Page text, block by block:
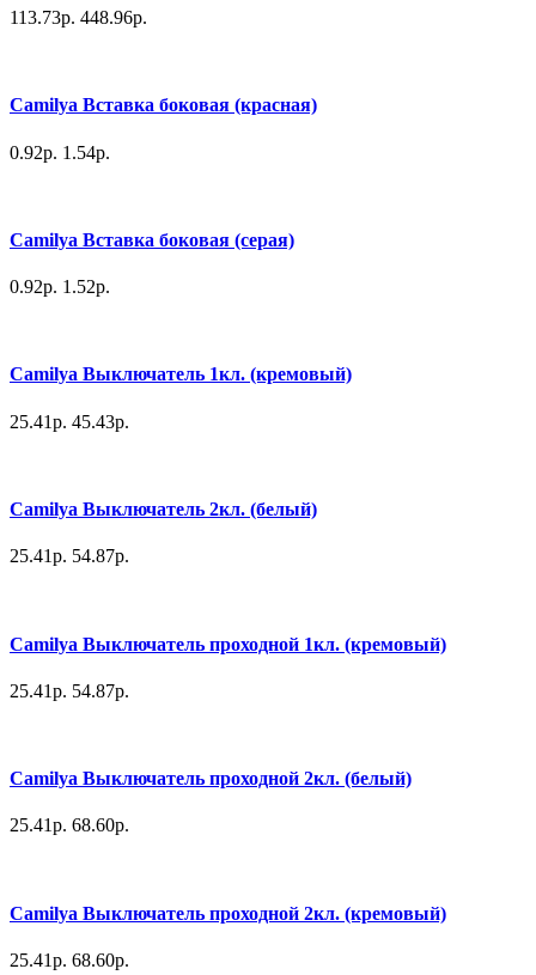
113.73р. 448.96р.
Camilya Вставка боковая (красная)
0.92р. 1.54р.
Camilya Вставка боковая (серая)
0.92р. 1.52р.
Camilya Выключатель 1кл. (кремовый)
25.41р. 45.43р.
Camilya Выключатель 2кл. (белый)
25.41р. 54.87р.
Camilya Выключатель проходной 1кл. (кремовый)
25.41р. 54.87р.
Camilya Выключатель проходной 2кл. (белый)
25.41р. 68.60р.
Camilya Выключатель проходной 2кл. (кремовый)
25.41р. 68.60р.